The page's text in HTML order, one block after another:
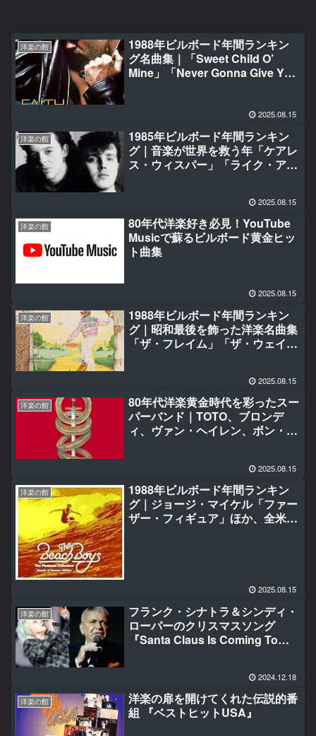
洋楽の館
1988年ビルボード年間ランキン
グ名曲集｜「Sweet Child O’
Mine」「Never Gonna Give You
2025.08.15
洋楽の館
1985年ビルボード年間ランキン
グ｜音楽が世界を救う年「ケアレ
ス・ウィスパー」「ライク・ア・
ザ・ワールド」「テイク・オン・
ミー」「ウィー・アー・ザ・ワー
ルド」
2025.08.15
洋楽の館
80年代洋楽好き必見！YouTube
Musicで蘇るビルボード黄金ヒッ
ト曲集
2025.08.15
洋楽の館
1988年ビルボード年間ランキン
グ｜昭和最後を飾った洋楽名曲集
「ザ・フレイム」「ザ・ウェイ・
2025.08.15
洋楽の館
80年代洋楽黄金時代を彩ったスー
パーバンド｜TOTO、ブロンデ
ィ、ヴァン・ヘイレン、ボン・ジ
2025.08.15
洋楽の館
1988年ビルボード年間ランキン
グ｜ジョージ・マイケル「ファー
ザー・フィギュア」ほか、全米を
2025.08.15
洋楽の館
フランク・シナトラ＆シンディ・
ローパーのクリスマスソング
『Santa Claus Is Coming To
2024.12.18
洋楽の館
洋楽の扉を開けてくれた伝説的番
組 『ベストヒットUSA』